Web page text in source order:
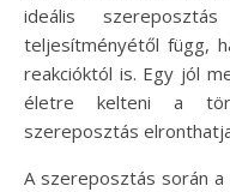
ideális
teljesítményétől függ,
reakcióktól is. Egy jól
életre kelteni a
szereposztás
A szereposztás során